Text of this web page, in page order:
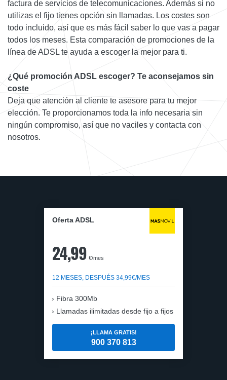
factura de servicios de telecomunicaciones. Además si no
utilizas el fijo tienes opción sin llamadas. Los costes son
todo incluido, así que es más fácil saber lo que vas a pagar
todos los meses. Esta comparación de promociones de la
línea de ADSL te ayuda a escoger la mejor para ti.
¿Qué promoción ADSL escoger? Te aconsejamos sin
coste
Deja que atención al cliente te asesore para tu mejor
elección. Te proporcionamos toda la info necesaria sin
ningún compromiso, así que no vaciles y contacta con
nosotros.
Oferta ADSL
24,99 €/mes
12 MESES, DESPUÉS 34,99€/MES
Fibra 300Mb
Llamadas ilimitadas desde fijo a fijos
¡LLAMA GRATIS!
900 370 813